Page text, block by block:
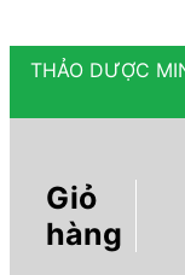
THẢO DƯỢC
Giỏ
hàng